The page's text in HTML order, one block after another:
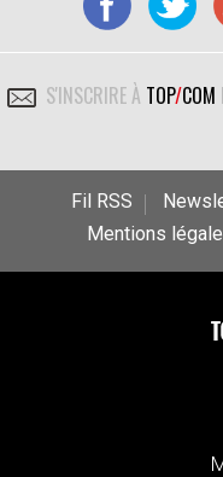
S'INSCRIRE À TOP/COM
Fil RSS
Mentions